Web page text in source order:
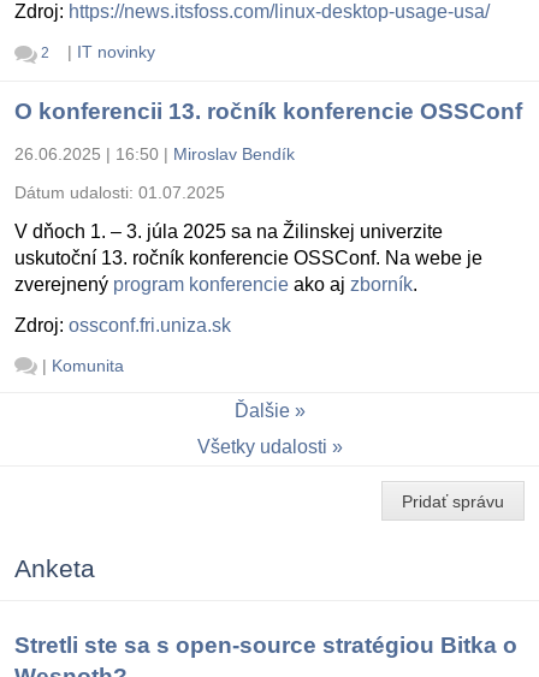
Zdroj: https://news.itsfoss.com/linux-desktop-usage-usa/
2 | IT novinky
O konferencii 13. ročník konferencie OSSConf
26.06.2025 | 16:50 | Miroslav Bendík
Dátum udalosti: 01.07.2025
V dňoch 1. – 3. júla 2025 sa na Žilinskej univerzite
uskutoční 13. ročník konferencie OSSConf. Na webe je
zverejnený program konferencie ako aj zborník.
Zdroj: ossconf.fri.uniza.sk
| Komunita
Ďalšie
Všetky udalosti
Pridať správu
Anketa
Stretli ste sa s open-source stratégiou Bitka o